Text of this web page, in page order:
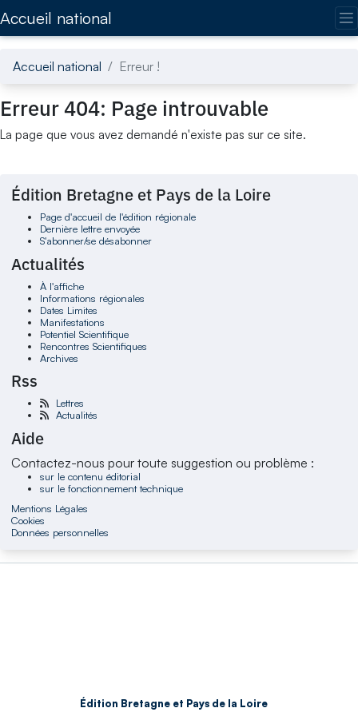
Accueil national
Accueil national Erreur !
Erreur 404: Page introuvable
La page que vous avez demandé n'existe pas sur ce site.
Édition Bretagne et Pays de la Loire
Page d'accueil de l'édition régionale
Dernière lettre envoyée
S'abonner/se désabonner
Actualités
À l'affiche
Informations régionales
Dates Limites
Manifestations
Potentiel Scientifique
Rencontres Scientifiques
Archives
Rss
Lettres
Actualités
Aide
Contactez-nous pour toute suggestion ou problème :
sur le contenu éditorial
sur le fonctionnement technique
Mentions Légales
Cookies
Données personnelles
Édition Bretagne et Pays de la Loire